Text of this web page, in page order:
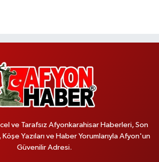
ve Tarafsız Afyonkarahisar Haberleri, Son
Yazıları ve Haber Yorumlarıyla Afyon'un
Güvenilir Adresi.